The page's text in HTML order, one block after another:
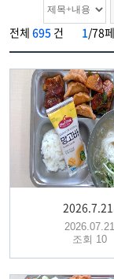
전체 695 건 1/78
2026.07.21
조회 10